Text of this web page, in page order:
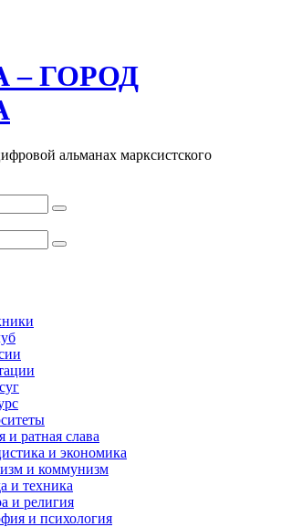
– ГОРОД
альманах марксистского
и ратная слава
и экономика
и коммунизм
и техника
и религия
и психология